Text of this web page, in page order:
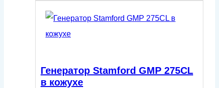
Генератор Stamford GMP 275CL
в кожухе